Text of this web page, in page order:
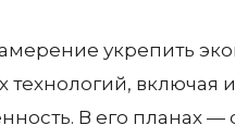
укрепить
включая
В его планах —